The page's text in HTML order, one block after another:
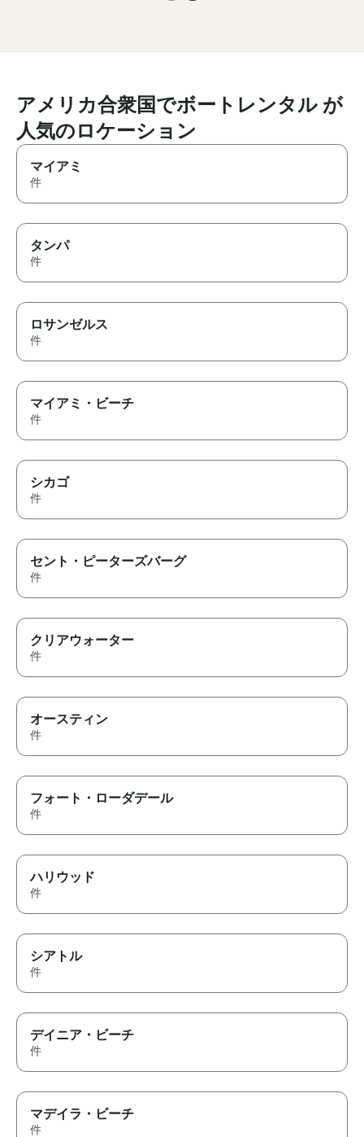
that, it was a fantastic
experience.
and attention
exceptional. If
water, I highly
Captain M and
アメリカ合衆国でボートレンタル が
人気のロケーション
マイアミ
件
タンパ
件
ロサンゼルス
件
マイアミ・ビーチ
件
シカゴ
件
セント・ピーターズバーグ
件
クリアウォーター
件
オースティン
件
フォート・ローダデール
件
ハリウッド
件
シアトル
件
デイニア・ビーチ
件
マデイラ・ビーチ
件